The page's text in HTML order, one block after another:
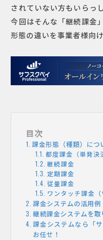
されていない方もいらっ
今回はそんな「継続課金
形態の違いを事業者様向
目次
課金形態（種類）につ
都度課金（単発決
継続課金
定期課金
従量課金
ワンタッチ課金（
課金システムの活用例
継続課金システムを
課金システムなら「
お任せ！